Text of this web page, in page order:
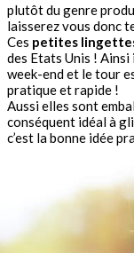
plutôt du genre
laisserez vous donc
Ces petites
des Etats Unis !
week-end et le tour
pratique et rapide !
Aussi elles sont
conséquent idéal à
c’est la bonne idée